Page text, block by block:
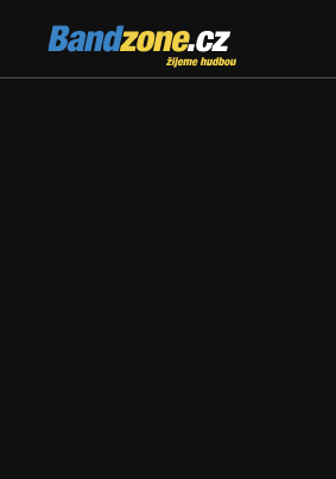
Bandzone.cz
žijeme hudbou